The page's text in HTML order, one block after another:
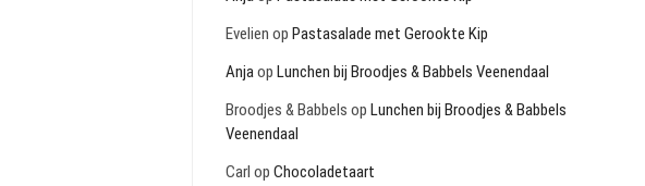
Evelien op Pastasalade met Gerookte Kip
Anjaop Lunchen bij Broodjes & Babbels Veenendaal
Broodjes & Babbels op Lunchen bij Broodjes & Babbels
Veenendaal
Carl op Chocoladetaart